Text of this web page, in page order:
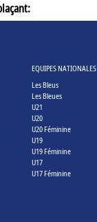
EQUIPES NATIONALES
Les Bleus
Les Bleues
U21
U20
U20 Féminine
U19
U19 Féminine
U17
U17 Féminine